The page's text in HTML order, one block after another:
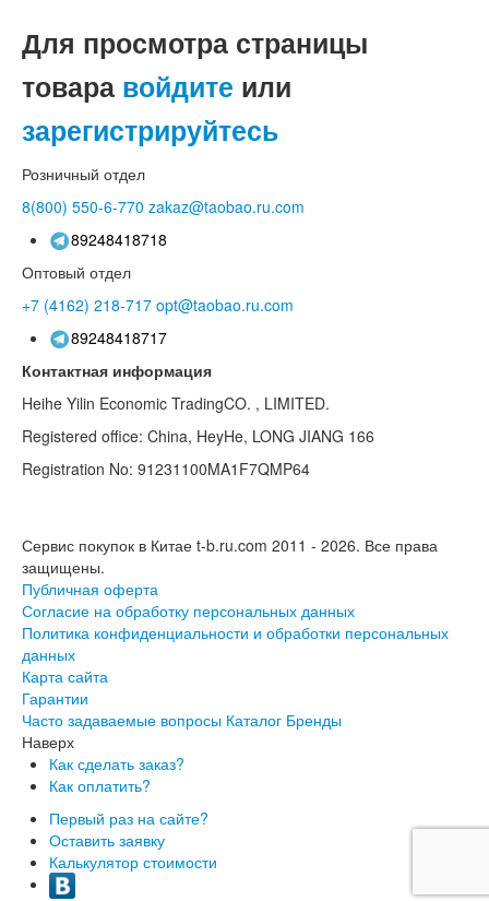
Для просмотра страницы
товара войдите или
зарегистрируйтесь
Розничный отдел
8(800) 550-6-770 zakaz@taobao.ru.com
89248418718
Оптовый отдел
+7 (4162) 218-717 opt@taobao.ru.com
89248418717
Контактная информация
Heihe Yilin Economic TradingCO. , LIMITED.
Registered office: China, HeyHe, LONG JIANG 166
Registration No: 91231100MA1F7QMP64
Сервис покупок в Китае t-b.ru.com 2011 - 2026. Все права
защищены.
Публичная оферта
Согласие на обработку персональных данных
Политика конфиденциальности и обработки персональных
данных
Карта сайта
Гарантии
Часто задаваемые вопросы Каталог Бренды
Наверх
Как сделать заказ?
Как оплатить?
Первый раз на сайте?
Оставить заявку
Калькулятор стоимости